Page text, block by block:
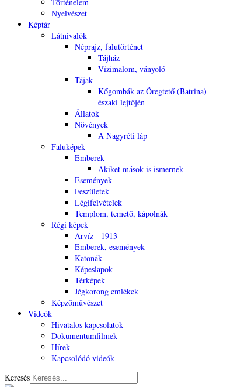
Nyelvészet
Képtár
Látnivalók
Néprajz, falutörténet
Tájház
Vízimalom, ványoló
Tájak
Kőgombák az Öregtető (Batrina)
északi lejtőjén
Állatok
Növények
A Nagyréti láp
Faluképek
Emberek
Akiket mások is ismernek
Események
Feszületek
Légifelvételek
Templom, temető, kápolnák
Régi képek
Árvíz - 1913
Emberek, események
Katonák
Képeslapok
Térképek
Jégkorong emlékek
Képzőművészet
Videók
Hivatalos kapcsolatok
Dokumentumfilmek
Hírek
Kapcsolódó videók
Keresés